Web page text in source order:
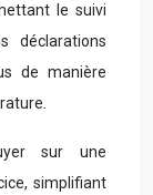
le suivi
déclarations
de manière
sur une
simplifiant